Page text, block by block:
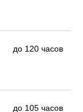
до 120 часов
до 105 часов